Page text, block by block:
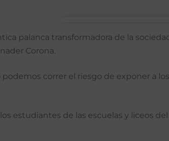
palanca transformadora de la
Corona.
correr el riesgo de exponer a
estudiantes de las escuelas y liceos